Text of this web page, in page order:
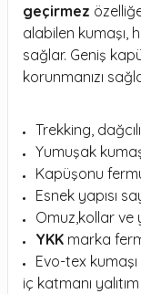
geçirmez
alabilen kumaşı,
sağlar. Geniş
korunmanızı
Trekking,
Yumuşak
Kapüşonu
Esnek yapısı
Omuz,kollar ve
YKK marka
Evo-tex
iç katmanı